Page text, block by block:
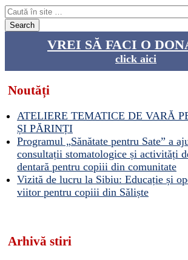
VREI SĂ FACI O
click aici
Noutăți
ATELIERE TEMATICE DE VARĂ
ȘI PĂRINȚI
Programul „Sănătate pentru Sate” a
consultații stomatologice și activități
dentară pentru copiii din comunitate
Vizită de lucru la Sibiu: Educație și
viitor pentru copiii din Săliște
Arhivă stiri